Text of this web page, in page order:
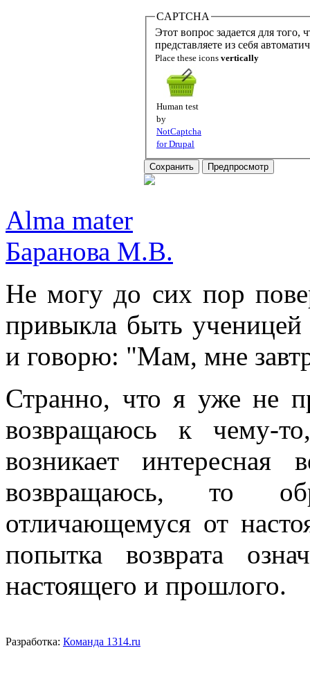
CAPTCHA
Этот вопрос задается для того, чтобы
представляете из себя
Place these icons vertically
Human test
by
NotCaptcha
for Drupal
Alma mater
Баранова М.В.
Не могу до сих пор
привыкла быть
и говорю: "Мам, мне
Странно, что я уже не
возвращаюсь к чему-
возникает
возвращаюсь, то
отличающемуся от
попытка возврата
настоящего и прошлого.
Разработка: Команда 1314.ru